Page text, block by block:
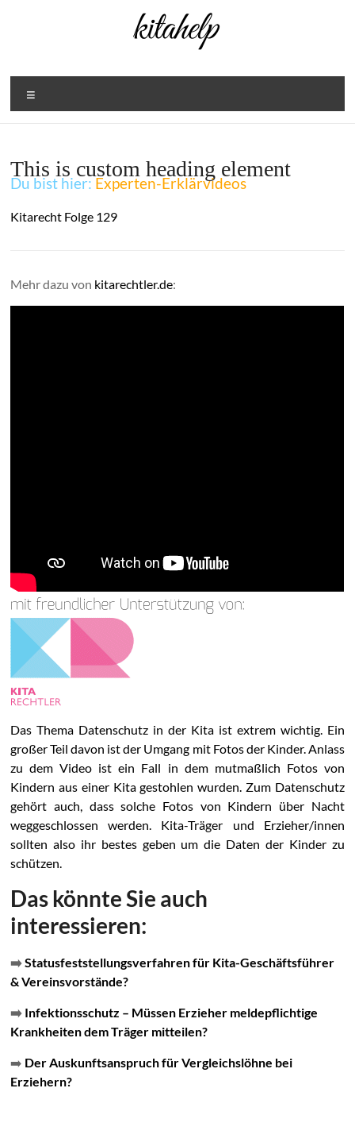
This is custom heading element
Du bist hier: Experten-Erklärvideos
Kitarecht Folge 129
Mehr dazu von kitarechtler.de:
Das Thema Datenschutz in der Kita ist extrem wichtig. Ein
großer Teil davon ist der Umgang mit Fotos der Kinder. Anlass
zu dem Video ist ein Fall in dem mutmaßlich Fotos von
Kindern aus einer Kita gestohlen wurden. Zum Datenschutz
gehört auch, dass solche Fotos von Kindern über Nacht
weggeschlossen werden. Kita-Träger und Erzieher/innen
sollten also ihr bestes geben um die Daten der Kinder zu
schützen.
Das könnte Sie auch
interessieren:
➡️Statusfeststellungsverfahren für Kita-Geschäftsführer
& Vereinsvorstände?
➡️ Infektionsschutz – Müssen Erzieher meldepflichtige
Krankheiten dem Träger mitteilen?
➡️ Der Auskunftsanspruch für Vergleichslöhne bei
Erziehern?